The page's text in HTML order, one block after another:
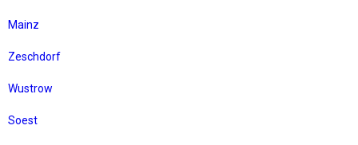
Mainz
Zeschdorf
Wustrow
Soest